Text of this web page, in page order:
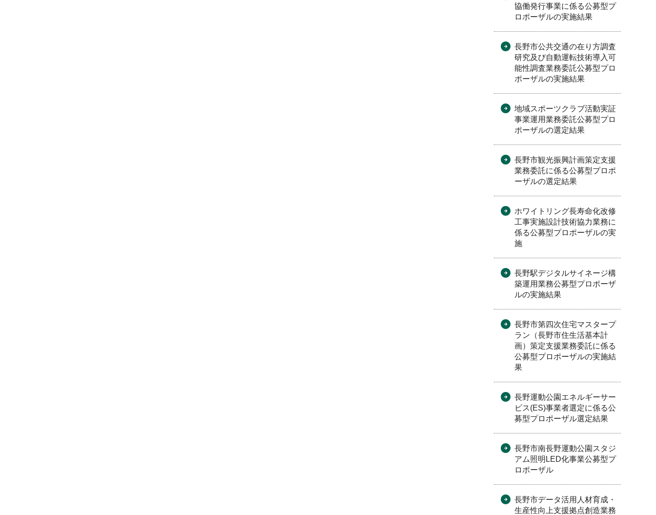
協働発行事業に係る公募型プ
ロポーザルの実施結果
長野市公共交通の在り方調査
研究及び自動運転技術導入可
能性調査業務委託公募型プロ
ポーザルの実施結果
地域スポーツクラブ活動実証
事業運用業務委託公募型プロ
ポーザルの選定結果
長野市観光振興計画策定支援
業務委託に係る公募型プロポ
ーザルの選定結果
ホワイトリング長寿命化改修
工事実施設計技術協力業務に
係る公募型プロポーザルの実
施
長野駅デジタルサイネージ構
築運用業務公募型プロポーザ
ルの実施結果
長野市第四次住宅マスタープ
ラン（長野市住生活基本計
画）策定支援業務委託に係る
公募型プロポーザルの実施結
果
長野運動公園エネルギーサー
ビス(ES)事業者選定に係る公
募型プロポーザル選定結果
長野市南長野運動公園スタジ
アム照明LED化事業公募型プ
ロポーザル
長野市データ活用人材育成・
生産性向上支援拠点創造業務